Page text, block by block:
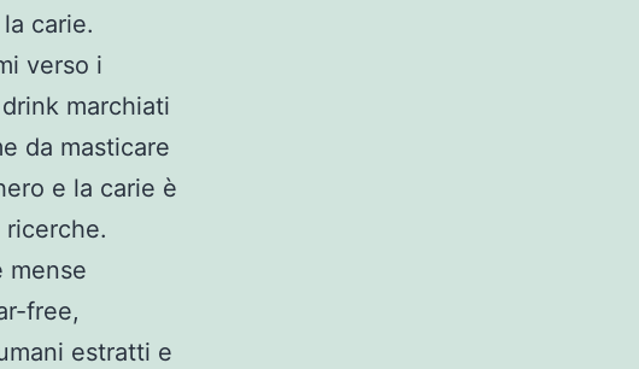
carie.
verso i
marchiati
da masticare
e la carie è
mense
free,
estratti e